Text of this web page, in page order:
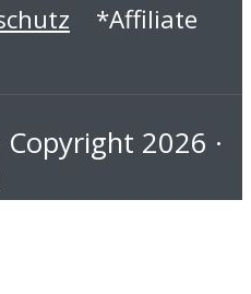
*Affiliate
Copyright 2026 ·